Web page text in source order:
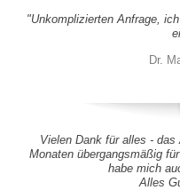
"Unkomplizierten Anfrage,
Dr.
Vielen Dank für alles - das
Monaten übergangsmäßig
habe mich
Alles